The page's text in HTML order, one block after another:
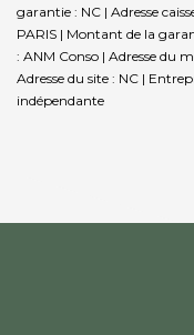
garantie : NC | Adresse
PARIS | Montant de la
: ANM Conso | Adresse du
Adresse du site : NC |
indépendante